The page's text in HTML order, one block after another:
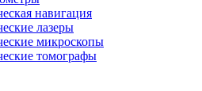
навигация
лазеры
микроскопы
томографы